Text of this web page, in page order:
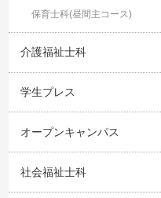
保育士科(昼間主コース)
介護福祉士科
学生プレス
オープンキャンパス
社会福祉士科